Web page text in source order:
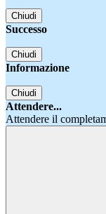
Chiudi
Successo
Chiudi
Informazione
Chiudi
Attendere...
Attendere il